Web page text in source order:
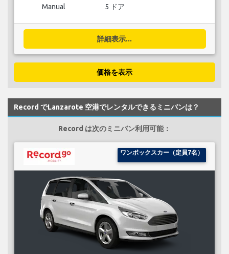
Manual 5 ドア
詳細表示...
価格を表示
Record でLanzarote 空港でレンタルできるミニバンは？
Record は次のミニバン利用可能：
ワンボックスカー（定員7名）